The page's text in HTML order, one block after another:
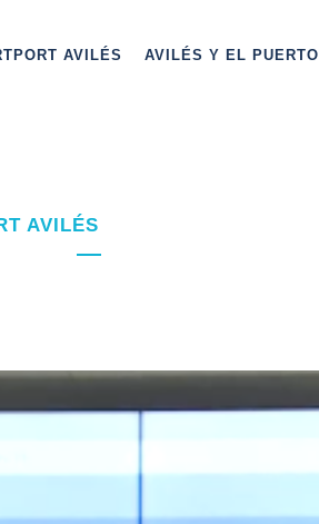
AVILÉS AVILÉS Y EL PUERTO
AVILÉS